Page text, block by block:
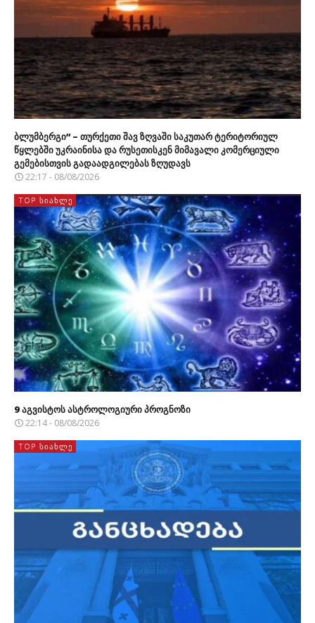
ბლუმბერგი“ – თურქეთი შავ ზღვაში საკუთარ ტერიტორიულ
წყლებში უკრაინისა და რუსეთისკენ მიმავალი კომერციული
გემებისთვის გადაადგილებას ზღუდავს
22:17 - 08/08/2026
TOP ᲡᲘᲐᲮᲚᲔ
9 აგვისტოს ასტროლოგიური პროგნოზი
22:14 - 08/08/2026
TOP ᲡᲘᲐᲮᲚᲔ